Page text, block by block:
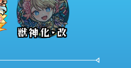
獣神化･改